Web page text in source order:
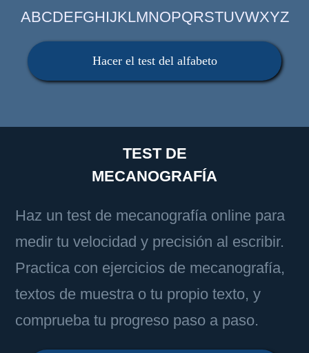
ABCDEFGHIJKLMNOPQRSTUVWXYZ
Hacer el test del alfabeto
TEST DE
MECANOGRAFÍA
Haz un test de mecanografía online para
medir tu velocidad y precisión al escribir.
Practica con ejercicios de mecanografía,
textos de muestra o tu propio texto, y
comprueba tu progreso paso a paso.